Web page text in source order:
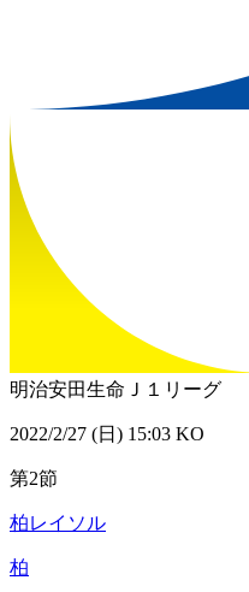
明治安田生命Ｊ１リーグ
2022/2/27 (日) 15:03 KO
第2節
柏レイソル
柏